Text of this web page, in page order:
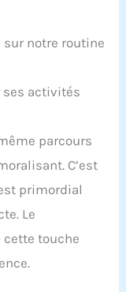
sur notre routine
ses activités
parcours
C’est
primordial
Le
cette touche